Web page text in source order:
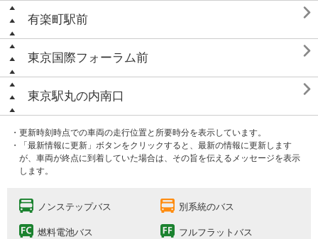
有楽町駅前 
東京国際フォーラム前 
東京駅丸の内南口 
・更新時刻時点での車両の走行位置と所要時分を表示しています。
・「最新情報に更新」ボタンをクリックすると、最新の情報に更新します
が、車両が終点に到着していた場合は、その旨を伝えるメッセージを表示
します。
ノンステップバス 別系統のバス
燃料電池バス フルフラットバス